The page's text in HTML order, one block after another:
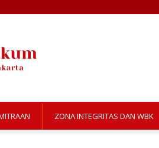
ZONA INTEGRITAS DAN WBK